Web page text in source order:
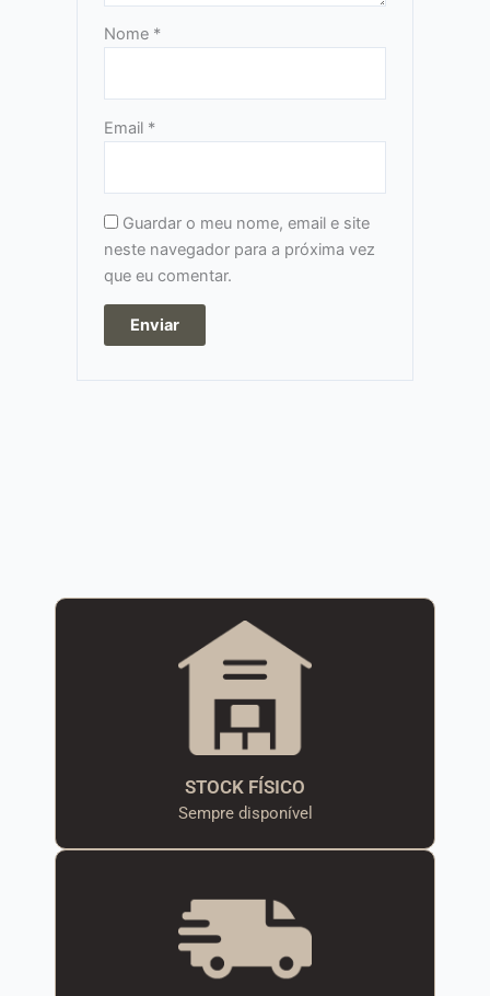
Nome *
Email *
Guardar o meu nome, email e site
neste navegador para a próxima vez
que eu comentar.
STOCK FÍSICO
Sempre disponível